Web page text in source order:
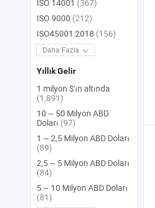
ISO 14001 (367)
ISO 9000 (212)
ISO45001:2018 (156)
Daha Fazla
Yıllık Gelir
1 milyon $'ın altında
(1,891)
10 ~ 50 Milyon ABD
Doları (97)
1 ~ 2,5 Milyon ABD Doları
(89)
2,5 ~ 5 Milyon ABD Doları
(84)
5 ~ 10 Milyon ABD Doları
(81)